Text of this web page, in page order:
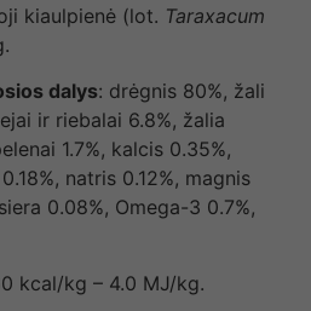
kiaulpienė (lot. Taraxacum
dalys: drėgnis 80%, žali
ir riebalai 6.8%, žalia
1.7%, kalcis 0.35%,
natris 0.12%, magnis
0.08%, Omega-3 0.7%,
kcal/kg – 4.0 MJ/kg.